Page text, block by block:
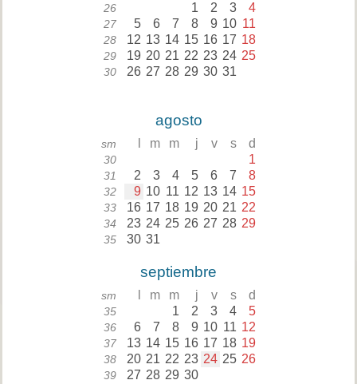
26 1 2 3 4
27 5 6 7 8 9 10 11
28 12 13 14 15 16 17 18
29 19 20 21 22 23 24 25
30 26 27 28 29 30 31
agosto
sm m m j v s d
30 1
31 2 3 4 5 6 7 8
32 9 10 11 12 13 14 15
33 16 17 18 19 20 21 22
34 23 24 25 26 27 28 29
35 30 31
septiembre
sm m m j v s d
35 1 2 3 4 5
36 6 7 8 9 10 11 12
37 13 14 15 16 17 18 19
38 20 21 22 23 24 25 26
39 27 28 29 30